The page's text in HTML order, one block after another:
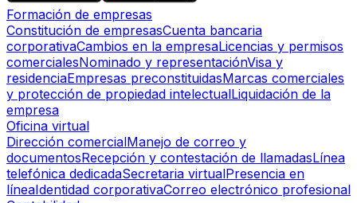
Formación de empresas
Constitución de empresasCuenta bancaria
corporativaCambios en la empresaLicencias y permisos
comercialesNominado y representaciónVisa y
residenciaEmpresas preconstituidasMarcas comerciales
y protección de propiedad intelectualLiquidación de la
empresa
Oficina virtual
Dirección comercialManejo de correo y
documentosRecepción y contestación de llamadasLínea
telefónica dedicadaSecretaria virtualPresencia en
líneaIdentidad corporativaCorreo electrónico profesional